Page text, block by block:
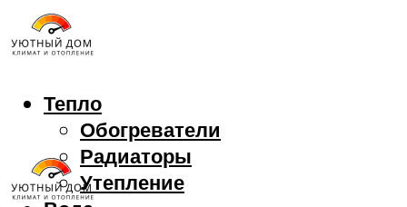
Тепло
Обогреватели
Радиаторы
Утепление